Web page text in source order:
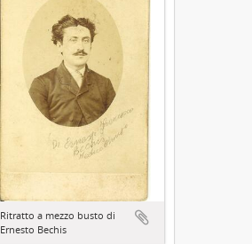
Ritratto a mezzo busto di
Ernesto Bechis